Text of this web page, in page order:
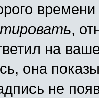
,
на
она
не